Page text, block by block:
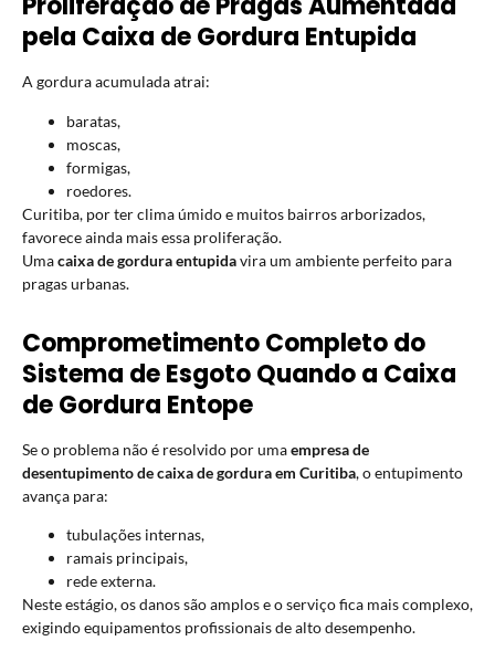
pela Caixa de Gordura Entupida
A gordura acumulada atrai:
baratas,
moscas,
formigas,
roedores.
Curitiba, por ter clima úmido e muitos bairros arborizados,
favorece ainda mais essa proliferação.
Umacaixa de gordura entupidavira um ambiente perfeito para
pragas urbanas.
Comprometimento Completo do
Sistema de Esgoto Quando a Caixa
de Gordura Entope
Se o problema não é resolvido por umaempresa de
desentupimento de caixa de gordura em Curitiba, o entupimento
avança para:
tubulações internas,
ramais principais,
rede externa.
Neste estágio, os danos são amplos e o serviço fica mais complexo,
exigindo equipamentos profissionais de alto desempenho.